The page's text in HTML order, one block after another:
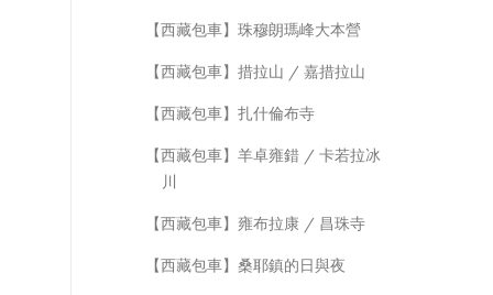
【西藏包車】珠穆朗瑪峰大本營
【西藏包車】措拉山 / 嘉措拉山
【西藏包車】扎什倫布寺
【西藏包車】羊卓雍錯 / 卡若拉冰
川
【西藏包車】雍布拉康 / 昌珠寺
【西藏包車】桑耶鎮的日與夜